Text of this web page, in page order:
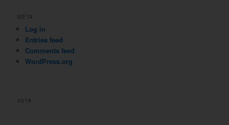
META
Log in
Entries feed
Comments feed
WordPress.org
2018